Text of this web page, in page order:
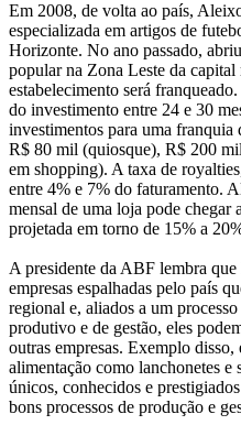
Em 2008, de volta ao país,
especializada em artigos de
Horizonte. No ano passado,
popular na Zona Leste da
estabelecimento será
do investimento entre 24 e 30
investimentos para uma
R$ 80 mil (quiosque), R$ 200
em shopping). A taxa de
entre 4% e 7% do faturamento.
mensal de uma loja pode
projetada em torno de 15% a
A presidente da ABF lembra
empresas espalhadas pelo país
regional e, aliados a um
produtivo e de gestão, eles
outras empresas. Exemplo disso,
alimentação como lanchonetes e
únicos, conhecidos e
bons processos de produção e